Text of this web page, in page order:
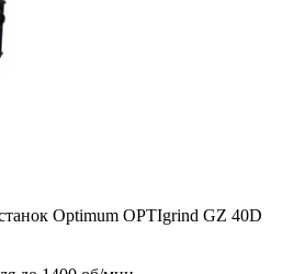
Optimum OPTIgrind GZ 40D